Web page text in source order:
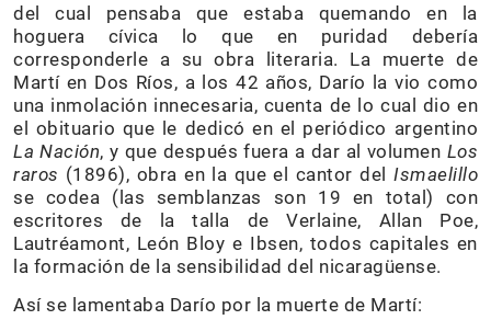
del cual pensaba que estaba quemando en la
hoguera cívica lo que en puridad debería
corresponderle a su obra literaria. La muerte de
Martí en Dos Ríos, a los 42 años, Darío la vio como
una inmolación innecesaria, cuenta de lo cual dio en
el obituario que le dedicó en el periódico argentino
La Nación, y que después fuera a dar al volumen Los
raros (1896), obra en la que el cantor del Ismaelillo
se codea (las semblanzas son 19 en total) con
escritores de la talla de Verlaine, Allan Poe,
Lautréamont, León Bloy e Ibsen, todos capitales en
la formación de la sensibilidad del nicaragüense.
Así se lamentaba Darío por la muerte de Martí: